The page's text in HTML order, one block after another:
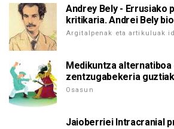
Andrey Bely - Errusiako
kritikaria. Andrei Bely
Argitalpenak eta artikuluak
Medikuntza alternatiboa
zentzugabekeria
Osasun
Jaioberriei Intracranial